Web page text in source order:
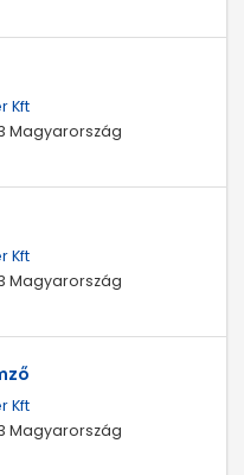
Kft
Magyarország
Kft
Magyarország
Kft
Magyarország